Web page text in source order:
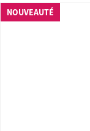
NOUVEAUTÉ